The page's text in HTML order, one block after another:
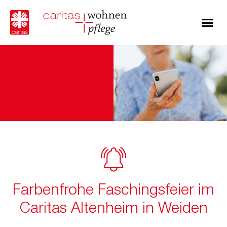
Farbenfrohe Faschingsfeier im
Caritas Altenheim in Weiden